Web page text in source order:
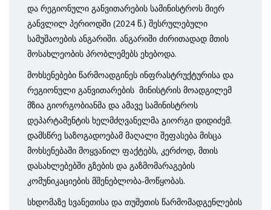
და რეგიონული განვითარების სამინისტროს მიერ
განვლილ პერიოდში (2024 წ.) შესრულებული
სამუშაოების ანგარიში. ანგარიში ძირითადად მთის
მოსახლეობის პრობლემებს ეხებოდა.
მოხსენებები წარმოადგინეს ინფრასტრუქტურისა და
რეგიონული განვითარების მინისტრის მოადგილემ
მზია გიორგობიანმა და ამავე სამინისტროს
დეპარტამენტის ხელმძღვანელმა გიორგი დიდიძემ.
დამსწრე საზოგადოებამ მაღალი შეფასება მისცა
მოხსენებაში მოყვანილ ფაქტებს, კერძოდ, მთის
დასახლებებში გზების და გაზმომარაგების
კომუნიკაციების მშენებლობა-მოწყობას.
სხდომაზე სვანეთისა და თუშეთის წარმომადგენლების